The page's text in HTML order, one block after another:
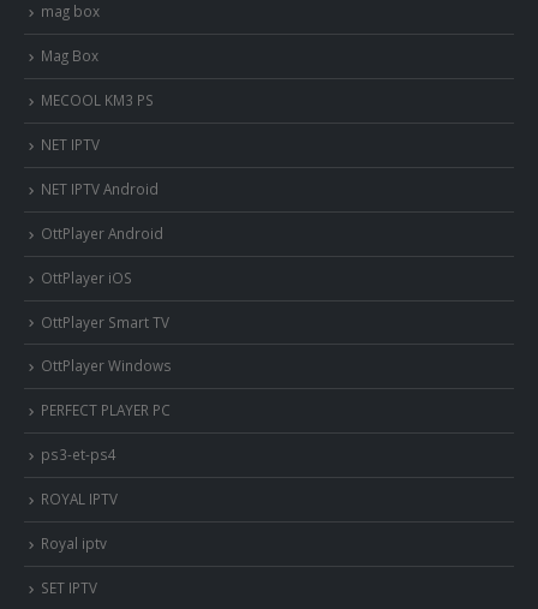
mag box
Mag Box
MECOOL KM3 PS
NET IPTV
NET IPTV Android
OttPlayer Android
OttPlayer iOS
OttPlayer Smart TV
OttPlayer Windows
PERFECT PLAYER PC
ps3-et-ps4
ROYAL IPTV
Royal iptv
SET IPTV